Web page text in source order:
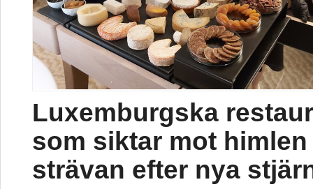
Luxemburgska
som siktar mot
strävan efter nya